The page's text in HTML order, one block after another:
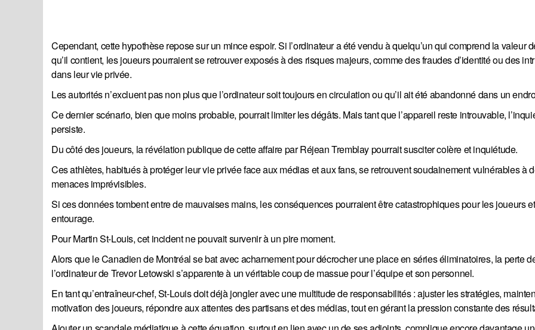
Cependant, cette hypothèse repose sur un mince espoir. Si l’ordinateur a été vendu à quelqu’un qui comprend la valeur
qu’il contient, les joueurs pourraient se retrouver exposés à des risques majeurs, comme des fraudes d’identité ou des
dans leur vie privée.
Les autorités n’excluent pas non plus que l’ordinateur soit toujours en circulation ou qu’il ait été abandonné dans un
Ce dernier scénario, bien que moins probable, pourrait limiter les dégâts. Mais tant que l’appareil reste introuvable,
persiste.
Du côté des joueurs, la révélation publique de cette affaire par Réjean Tremblay pourrait susciter colère et inquiétude.
Ces athlètes, habitués à protéger leur vie privée face aux médias et aux fans, se retrouvent soudainement vulnérables à
menaces imprévisibles.
Si ces données tombent entre de mauvaises mains, les conséquences pourraient être catastrophiques pour les joueurs
entourage.
Pour Martin St-Louis, cet incident ne pouvait survenir à un pire moment.
Alors que le Canadien de Montréal se bat avec acharnement pour décrocher une place en séries éliminatoires, la perte
l’ordinateur de Trevor Letowski s’apparente à un véritable coup de massue pour l’équipe et son personnel.
En tant qu’entraîneur-chef, St-Louis doit déjà jongler avec une multitude de responsabilités : ajuster les stratégies,
motivation des joueurs, répondre aux attentes des partisans et des médias, tout en gérant la pression constante des